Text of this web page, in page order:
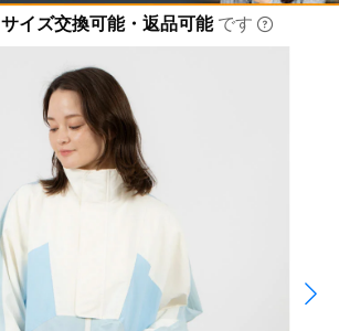
サイズ交換可能・返品可能 です